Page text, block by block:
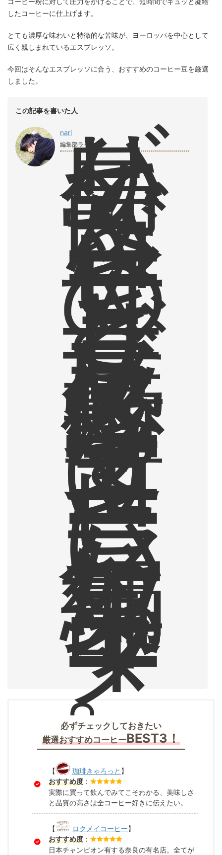
したコーヒーに仕上げます。
とても濃厚な味わいと特徴的な苦味が、ヨーロッパを中心として
広く親しまれているエスプレッソ。
今回はそんなエスプレッソに合う、おすすめのコーヒー豆を厳選
しました。
この記事を書いた人
nari
編集部ライター
バ
リ
島
で
飲
ん
だ
コ
ー
ヒ
ー
の
甘
さ
と
ザ
ラ
ザ
ラ
感
に
衝
撃
を
受
け
て
コ
ー
ヒ
ー
に
ハ
マ
っ
た
編
集
部
ラ
イ
タ
ー
。
必ずチェックしておきたい
厳選おすすめコーヒーBEST3！
【 珈琲きゃろっと 】
おすすめ度 ：
実際に買って飲んでみてこそわかる、美味しさ
と品質の高さは全コーヒー好きに伝えたい。
【 ロクメイコーヒー】
おすすめ度 ：
日本チャンピオン有する奈良の有名店。全てが